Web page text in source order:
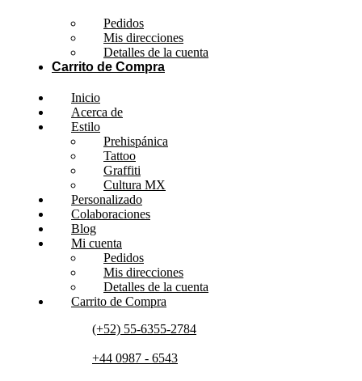
Pedidos
Mis direcciones
Detalles de la cuenta
Carrito de Compra
Inicio
Acerca de
Estilo
Prehispánica
Tattoo
Graffiti
Cultura MX
Personalizado
Colaboraciones
Blog
Mi cuenta
Pedidos
Mis direcciones
Detalles de la cuenta
Carrito de Compra
(+52) 55-6355-2784
+44 0987 - 6543